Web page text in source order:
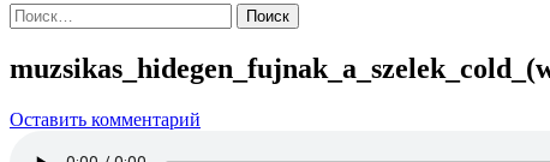
Найти:
Оставить комментарий